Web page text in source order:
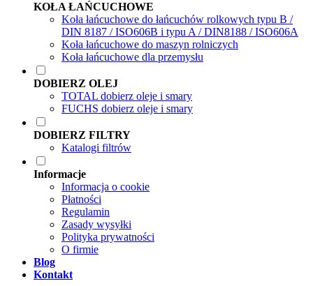
KOŁA ŁAŃCUCHOWE
Koła łańcuchowe do łańcuchów rolkowych typu B /
DIN 8187 / ISO606B i typu A / DIN8188 / ISO606A
Koła łańcuchowe do maszyn rolniczych
Koła łańcuchowe dla przemysłu
DOBIERZ OLEJ
TOTAL dobierz oleje i smary
FUCHS dobierz oleje i smary
DOBIERZ FILTRY
Katalogi filtrów
Informacje
Informacja o cookie
Płatności
Regulamin
Zasady wysyłki
Polityka prywatności
O firmie
Blog
Kontakt